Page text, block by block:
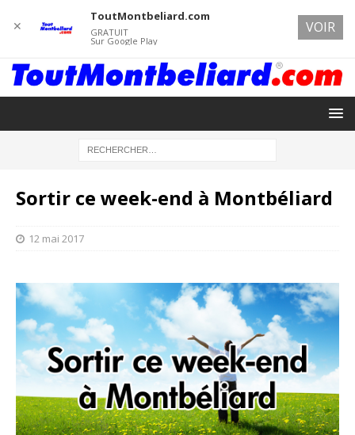
Sortir ce week-end à Montbéliard
12 mai 2017
✕
ToutMontbeliard.com
GRATUIT
Sur Google Play
VOIR